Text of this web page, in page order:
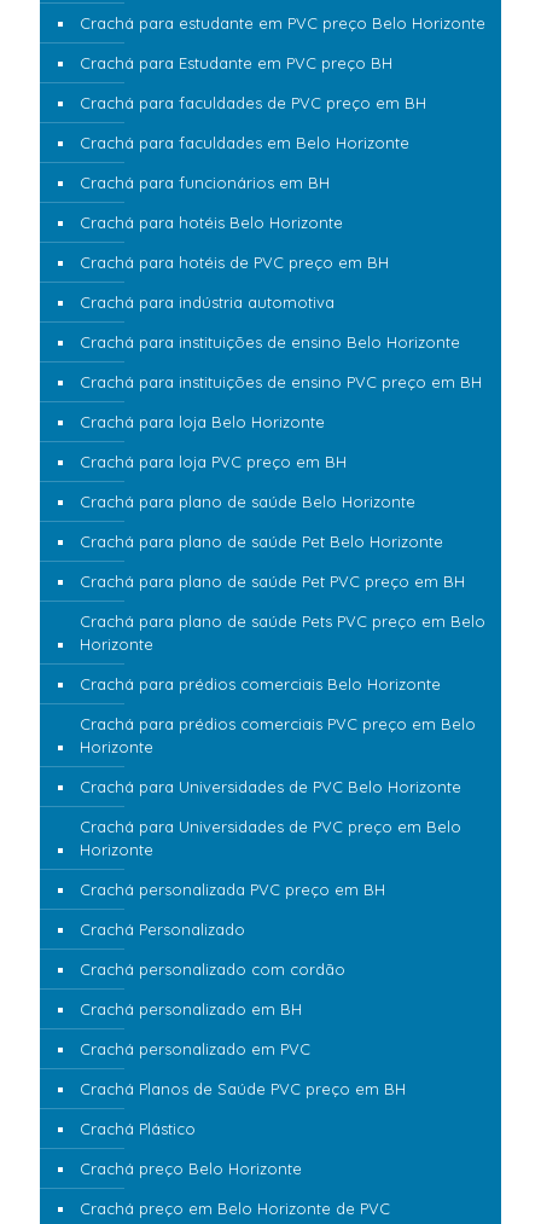
Crachá para estudante em PVC preço Belo Horizonte
Crachá para Estudante em PVC preço BH
Crachá para faculdades de PVC preço em BH
Crachá para faculdades em Belo Horizonte
Crachá para funcionários em BH
Crachá para hotéis Belo Horizonte
Crachá para hotéis de PVC preço em BH
Crachá para indústria automotiva
Crachá para instituições de ensino Belo Horizonte
Crachá para instituições de ensino PVC preço em BH
Crachá para loja Belo Horizonte
Crachá para loja PVC preço em BH
Crachá para plano de saúde Belo Horizonte
Crachá para plano de saúde Pet Belo Horizonte
Crachá para plano de saúde Pet PVC preço em BH
Crachá para plano de saúde Pets PVC preço em Belo
Horizonte
Crachá para prédios comerciais Belo Horizonte
Crachá para prédios comerciais PVC preço em Belo
Horizonte
Crachá para Universidades de PVC Belo Horizonte
Crachá para Universidades de PVC preço em Belo
Horizonte
Crachá personalizada PVC preço em BH
Crachá Personalizado
Crachá personalizado com cordão
Crachá personalizado em BH
Crachá personalizado em PVC
Crachá Planos de Saúde PVC preço em BH
Crachá Plástico
Crachá preço Belo Horizonte
Crachá preço em Belo Horizonte de PVC